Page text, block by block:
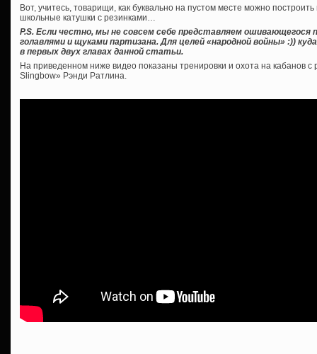
Вот, учитесь, товарищи, как буквально на пустом месте можно
школьные катушки с резинками…
P.S. Если честно, мы не совсем себе представляем ошивающегося
голавлями и щуками партизана. Для целей «народной войны» :))
в первых двух главах данной статьи.
На приведенном ниже видео показаны тренировки и охота на кабанов с
Slingbow» Рэнди Ратлина.